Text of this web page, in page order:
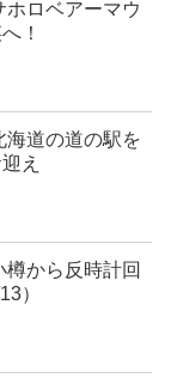
ロベアーマウ
！
道の道の駅を
え
から反時計回
）